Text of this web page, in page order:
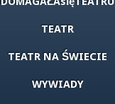
TEATR
TEATR NA ŚWIECIE
WYWIADY